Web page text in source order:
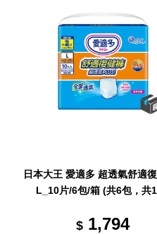
日本大王 愛適多 超透氣舒適復
L_10片/6包/箱 (共6包，共
$ 1,794